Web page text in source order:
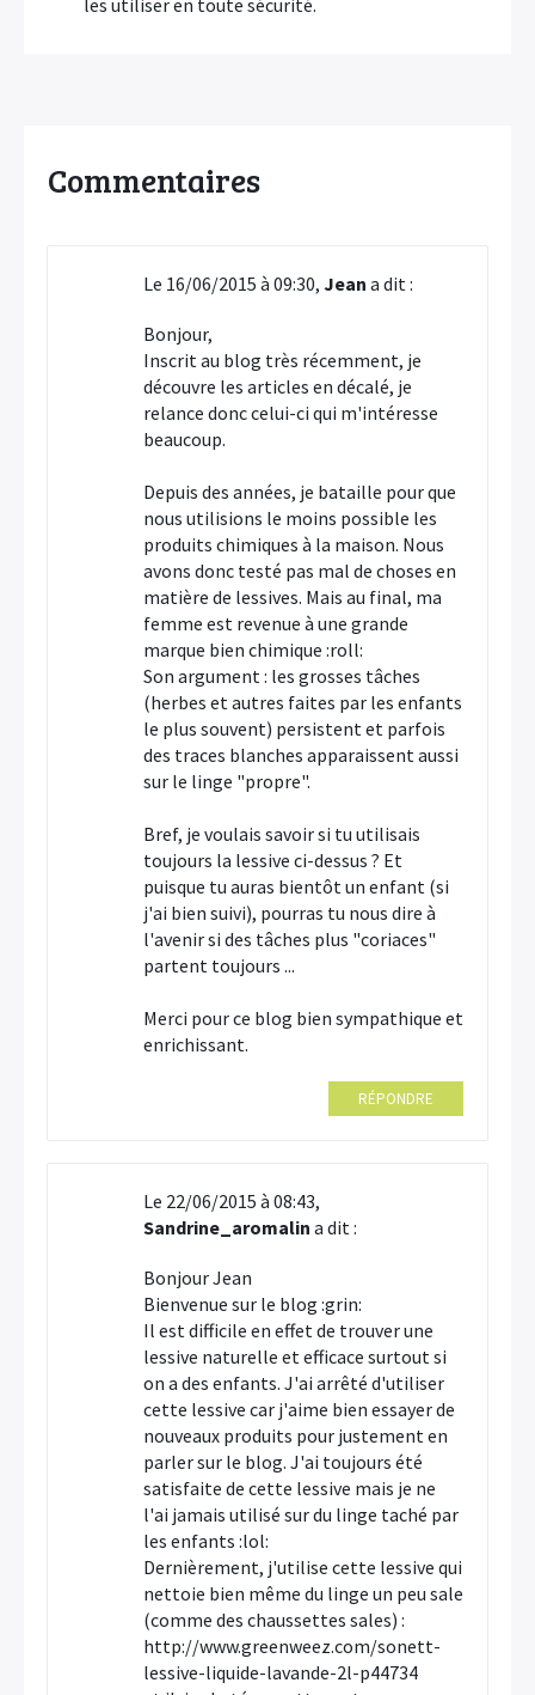
les utiliser en toute sécurité.
Commentaires
Le 16/06/2015 à 09:30, Jean a dit :
Bonjour,
Inscrit au blog très récemment, je
découvre les articles en décalé, je
relance donc celui-ci qui m'intéresse
beaucoup.
Depuis des années, je bataille pour que
nous utilisions le moins possible les
produits chimiques à la maison. Nous
avons donc testé pas mal de choses en
matière de lessives. Mais au final, ma
femme est revenue à une grande
marque bien chimique :roll:
Son argument : les grosses tâches
(herbes et autres faites par les enfants
le plus souvent) persistent et parfois
des traces blanches apparaissent aussi
sur le linge "propre".
Bref, je voulais savoir si tu utilisais
toujours la lessive ci-dessus ? Et
puisque tu auras bientôt un enfant (si
j'ai bien suivi), pourras tu nous dire à
l'avenir si des tâches plus "coriaces"
partent toujours ...
Merci pour ce blog bien sympathique et
enrichissant.
RÉPONDRE
Le 22/06/2015 à 08:43,
Sandrine_aromalin a dit :
Bonjour Jean
Bienvenue sur le blog :grin:
Il est difficile en effet de trouver une
lessive naturelle et efficace surtout si
on a des enfants. J'ai arrêté d'utiliser
cette lessive car j'aime bien essayer de
nouveaux produits pour justement en
parler sur le blog. J'ai toujours été
satisfaite de cette lessive mais je ne
l'ai jamais utilisé sur du linge taché par
les enfants :lol:
Dernièrement, j'utilise cette lessive qui
nettoie bien même du linge un peu sale
(comme des chaussettes sales) :
http://www.greenweez.com/sonett-
lessive-liquide-lavande-2l-p44734